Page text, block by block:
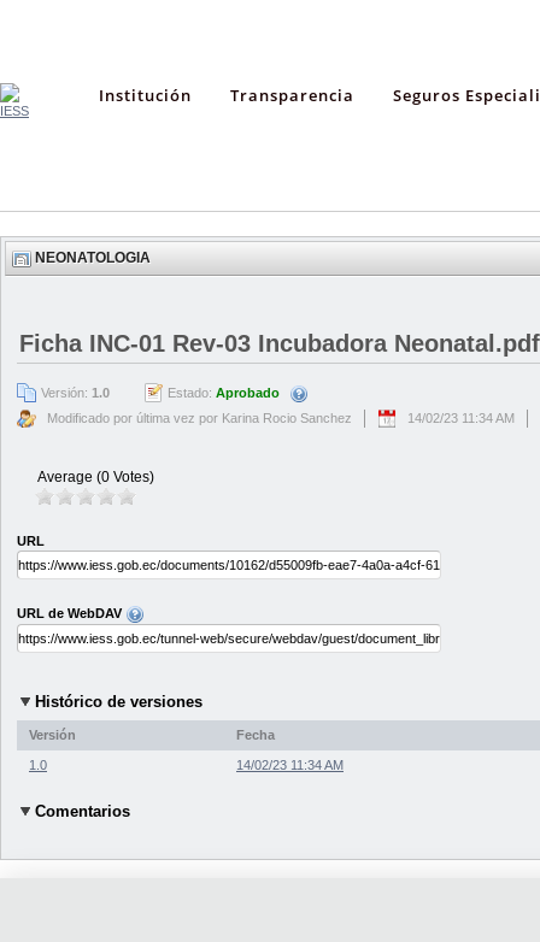
Institución Transparencia Seguros
NEONATOLOGIA
Ficha INC-01 Rev-03 Incubadora Neonatal.pdf
Versión: 1.0 Estado: Aprobado
Modificado por última vez por Karina Rocio Sanchez
14/02/23 11:34 AM
Average (0 Votes)
URL
URL de WebDAV
Histórico de versiones
Versión Fecha
1.0 14/02/23 11:34 AM
Comentarios